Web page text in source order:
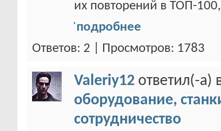
их повторений в ТОП-
подробнее
Ответов: 2 | Просмотров: 1783
Valeriy12 ответил(-а)
оборудование,
сотрудничество